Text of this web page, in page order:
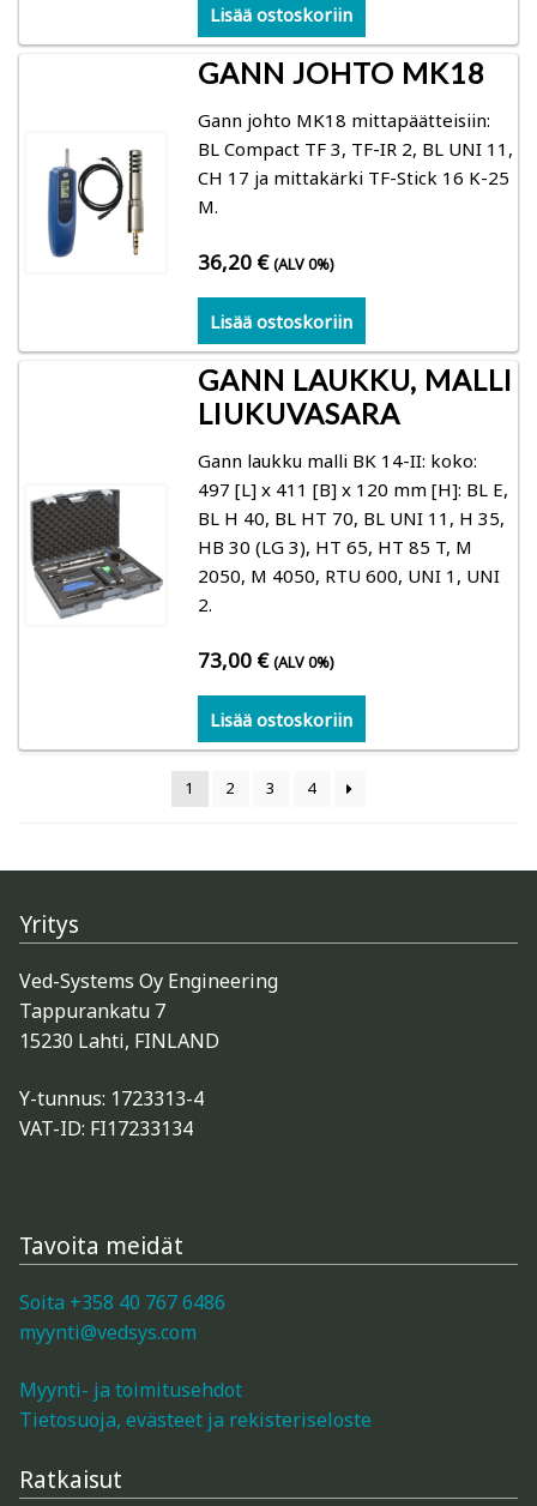
Lisää ostoskoriin
GANN JOHTO MK18
Gann johto MK18 mittapäätteisiin:
BL Compact TF 3, TF-IR 2, BL UNI 11,
CH 17 ja mittakärki TF-Stick 16 K-25
M.
36,20 € (ALV 0%)
Lisää ostoskoriin
GANN LAUKKU, MALLI
LIUKUVASARA
Gann laukku malli BK 14-II: koko:
497 [L] x 411 [B] x 120 mm [H]: BL E,
BL H 40, BL HT 70, BL UNI 11, H 35,
HB 30 (LG 3), HT 65, HT 85 T, M
2050, M 4050, RTU 600, UNI 1, UNI
2.
73,00 € (ALV 0%)
Lisää ostoskoriin
1 2 3 4
Yritys
Ved-Systems Oy Engineering
Tappurankatu 7
15230 Lahti, FINLAND
Y-tunnus: 1723313-4
VAT-ID: FI17233134
Tavoita meidät
Soita +358 40 767 6486
myynti@vedsys.com
Myynti- ja toimitusehdot
Tietosuoja, evästeet ja rekisteriseloste
Ratkaisut